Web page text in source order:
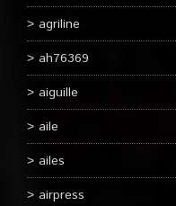
agriline
ah76369
aiguille
aile
ailes
airpress